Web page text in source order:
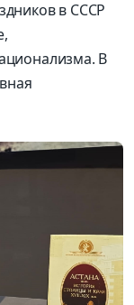
в СССР
В